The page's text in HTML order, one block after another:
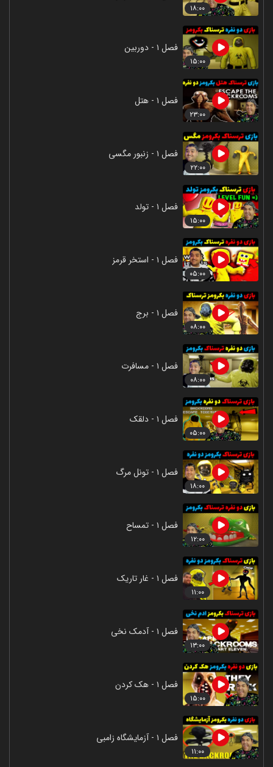
۱۸:۰۰
۱۵:۰۰
فصل ۱ - دوربین
۲۳:۰۰
فصل ۱ - هتل
۲۲:۰۰
فصل ۱ - زنبور مگسی
۱۵:۰۰
فصل ۱ - تولد
۰۵:۰۰
فصل ۱ - استخر قرمز
۰۸:۰۰
فصل ۱ - برج
۰۸:۰۰
فصل ۱ - مسافرت
۰۵:۰۰
فصل ۱ - دلقک
۱۸:۰۰
فصل ۱ - تونل مرگ
۱۲:۰۰
فصل ۱ - تمساح
۱۱:۰۰
فصل ۱ - غار تاریک
۱۳:۰۰
فصل ۱ - آدمک نخی
۱۵:۰۰
فصل ۱ - هک کردن
۱۱:۰۰
فصل ۱ - آزمایشگاه زامبی